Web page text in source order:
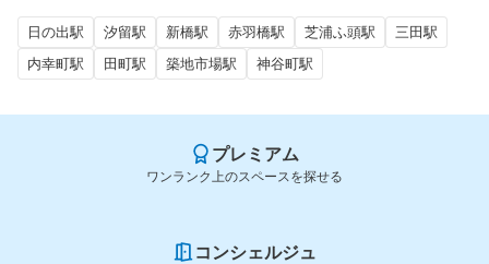
日の出駅 汐留駅 新橋駅 赤羽橋駅 芝浦ふ頭駅
三田駅
内幸町駅
田町駅 築地市場駅 神谷町駅
プレミアム
ワンランク上のスペースを探せる
コンシェルジュ